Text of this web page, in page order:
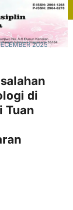
2025 /
di
Tuan